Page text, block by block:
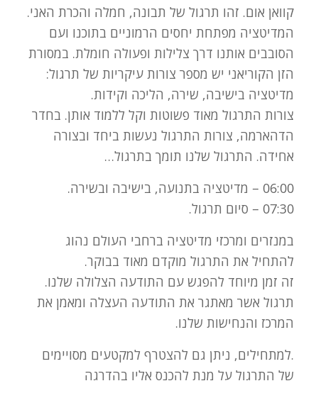
קוואן אום. זהו תרגול של תבונה, חמלה והכרת האני.
המדיטציה מפתחת יחסים הרמוניים בתוכנו ועם
הסובבים אותנו דרך צלילות ופעולה חומלת. במסורת
הזן הקוריאני יש מספר צורות עיקריות של תרגול:
מדיטציה בישיבה, שירה, הליכה וקידות.
צורות התרגול מאוד פשוטות וקל ללמוד אותן. בחדר
הדהארמה, צורות התרגול נעשות ביחד ובצורה
אחידה. התרגול שלנו תומך בתרגול…
06:00 – מדיטציה בתנועה, בישיבה ובשירה.
07:30 – סיום תרגול.
במנזרים ומרכזי מדיטציה ברחבי העולם נהוג
להתחיל את התרגול מוקדם מאוד בבוקר.
זה זמן מיוחד להפגש עם התודעה הצלולה שלנו.
תרגול אשר מאתגר את התודעה העצלה ומאמן את
המרכז והנחישות שלנו.
.למתחילים, ניתן גם להצטרף למקטעים מסויימים
של התרגול על מנת להכנס אליו בהדרגה